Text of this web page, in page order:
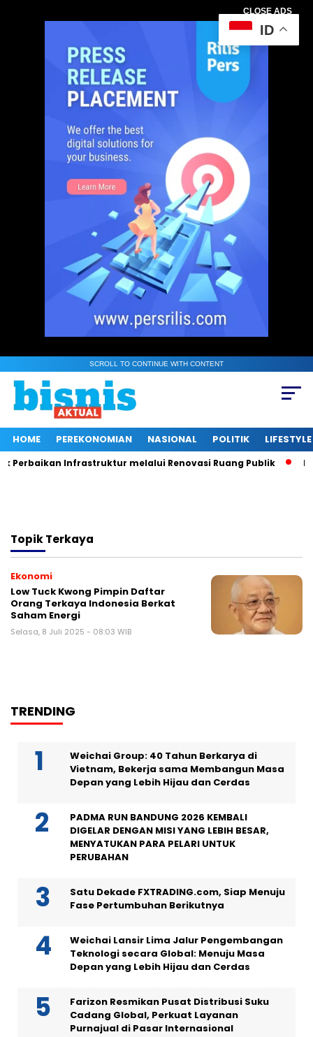
CLOSE ADS
SCROLL TO CONTINUE WITH CONTENT
HOME PEREKONOMIAN NASIONAL POLITIK LIFESTYLE
Infrastruktur melalui Renovasi Ruang Publik
TopikTerkaya
Ekonomi
Low Tuck Kwong Pimpin Daftar
Orang Terkaya Indonesia Berkat
Saham Energi
Selasa, 8 Juli 2025 - 08:03 WIB
TRENDING
Weichai Group: 40 Tahun Berkarya di
Vietnam, Bekerja sama Membangun Masa
Depan yang Lebih Hijau dan Cerdas
PADMA RUN BANDUNG 2026 KEMBALI
DIGELAR DENGAN MISI YANG LEBIH BESAR,
MENYATUKAN PARA PELARI UNTUK
PERUBAHAN
Satu Dekade FXTRADING.com, Siap Menuju
Fase Pertumbuhan Berikutnya
Weichai Lansir Lima Jalur Pengembangan
Teknologi secara Global: Menuju Masa
Depan yang Lebih Hijau dan Cerdas
Farizon Resmikan Pusat Distribusi Suku
Cadang Global, Perkuat Layanan
Purnajual di Pasar Internasional
ID